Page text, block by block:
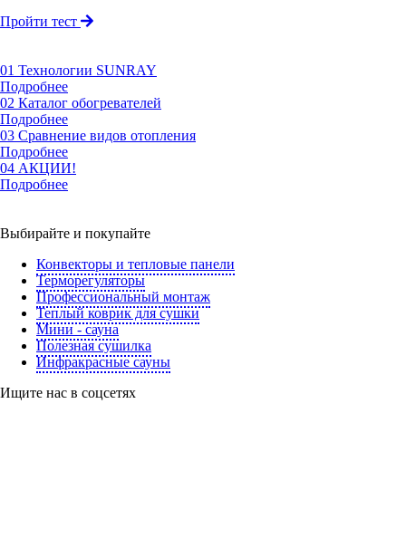
Пройти тест
01 Технологии SUNRAY
Подробнее
02 Каталог обогревателей
Подробнее
03 Сравнение видов отопления
Подробнее
04 АКЦИИ!
Подробнее
Выбирайте и покупайте
Конвекторы и тепловые панели
Терморегуляторы
Профессиональный монтаж
Теплый коврик для сушки
Мини - сауна
Полезная сушилка
Инфракрасные сауны
Ищите нас в соцсетях